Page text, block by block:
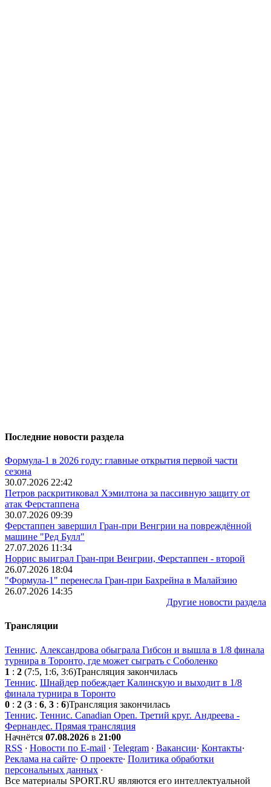
Последние новости раздела
Формула-1 в 2026 году: главные открытия первой части
сезона
30.07.2026 22:42
Петров раскритиковал Хэмилтона за пассивную защиту от
атак Ферстаппена
30.07.2026 09:39
Ферстаппен завершил Гран-при Венгрии на повреждённой
машине "Ред Булл"
27.07.2026 11:34
Норрис выиграл Гран-при Венгрии, Ферстаппен - второй
26.07.2026 18:04
"Формула-1" перенесла Гран-при Бахрейна в Малайзию
26.07.2026 14:35
Другие новости раздела
Трансляции
Теннис. Александрова обыграла Гибсон и вышла в 1/8 финала
турнира в Торонто, где может сыграть с Соболенко
1 : 2 (7:5, 1:6, 3:6)Трансляция закончилась
Теннис. Шнайдер побеждает Калинскую и выходит в 1/8
финала турнира в Торонто
0 : 2 (3 : 6, 3 : 6)Трансляция закончилась
Теннис. Теннис. Canadian Open. Третий круг. Андреева -
Фернандес. Прямая трансляция
Начнётся 07.08.2026 в 21:00
RSS · Новости по E-mail · Telegram · Вакансии· Контакты·
Реклама на сайте· О проекте· Политика обработки
персональных данных ·
Все материалы SPORT.RU являются его интеллектуальной